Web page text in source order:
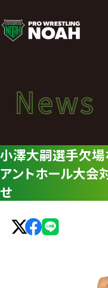
ニ
ュ
ー
ス
|
プ
ロ
News
ニュース
News
小澤大嗣選手欠
アントホール大会
せ